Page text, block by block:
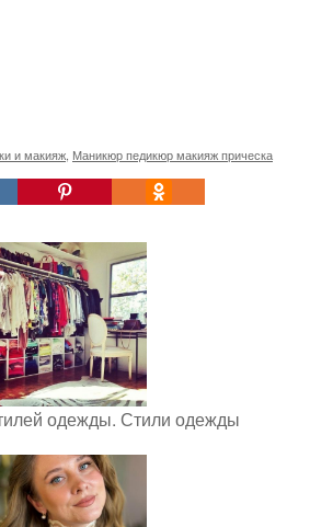
и макияж Маникюр педикюр макияж прическа
одежды. Стили одежды